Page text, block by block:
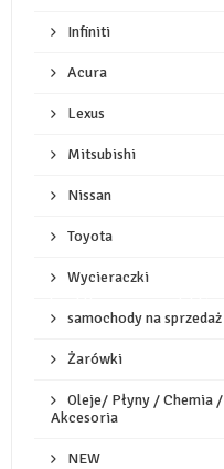
Infiniti
Acura
Lexus
Mitsubishi
Nissan
Toyota
Wycieraczki
samochody na sprzedaż
Żarówki
Oleje/ Płyny / Chemia /
Akcesoria
NEW